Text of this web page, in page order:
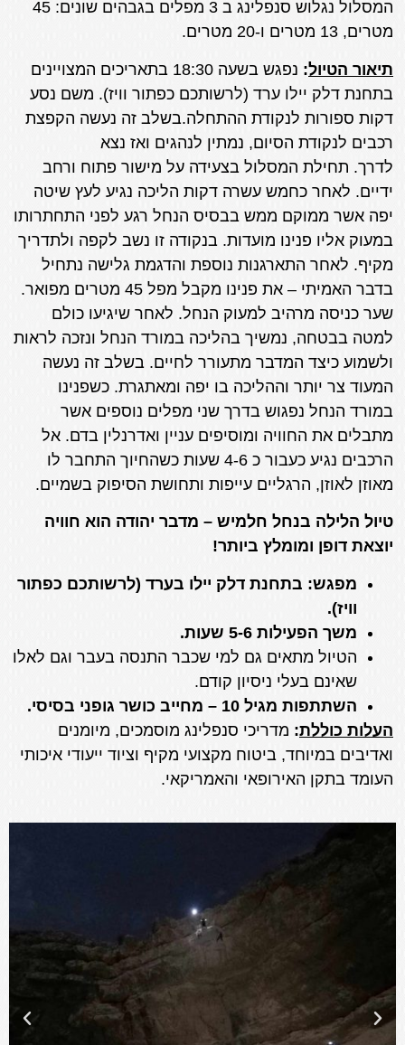
המסלול נגלוש סנפלינג ב 3 מפלים בגבהים שונים: 45
מטרים, 13 מטרים ו-20 מטרים.
תיאור הטיול:
נפגש בשעה 18:30 בתאריכים המצויינים
בתחנת דלק יילו ערד (לרשותכם כפתור וויז). משם נסע
דקות ספורות לנקודת ההתחלה.בשלב זה נעשה הקפצת
רכבים לנקודת הסיום, נמתין לנהגים ואז נצא
לדרך. תחילת המסלול בצעידה על מישור פתוח ורחב
ידיים. לאחר כחמש עשרה דקות הליכה נגיע לעץ שיטה
יפה אשר ממוקם ממש בבסיס הנחל רגע לפני התחתרותו
במעוק אליו פנינו מועדות. בנקודה זו נשב לקפה ולתדריך
מקיף. לאחר התארגנות נוספת והדגמת גלישה נתחיל
בדבר האמיתי – את פנינו מקבל מפל 45 מטרים מפואר.
שער כניסה מרהיב למעוק הנחל. לאחר שיגיעו כולם
למטה בבטחה, נמשיך בהליכה במורד הנחל ונזכה לראות
ולשמוע כיצד המדבר מתעורר לחיים. בשלב זה נעשה
המעוד צר יותר וההליכה בו יפה ומאתגרת. כשפנינו
במורד הנחל נפגוש בדרך שני מפלים נוספים אשר
מתבלים את החוויה ומוסיפים עניין ואדרנלין בדם. אל
הרכבים נגיע כעבור כ 4-6 שעות כשהחיוך התחבר לו
מאוזן לאוזן, הרגליים עייפות ותחושת הסיפוק בשמיים.
טיול הלילה בנחל חלמיש – מדבר יהודה הוא חוויה
יוצאת דופן ומומלץ ביותר!
מפגש: בתחנת דלק יילו בערד (לרשותכם כפתור
וויז).
משך הפעילות 5-6 שעות.
הטיול מתאים גם למי שכבר התנסה בעבר וגם לאלו
שאינם בעלי ניסיון קודם.
השתתפות מגיל 10 – מחייב כושר גופני בסיסי.
העלות כוללת: מדריכי סנפלינג מוסמכים, מיומנים
ואדיבים במיוחד, ביטוח מקצועי מקיף וציוד ייעודי איכותי
העומד בתקן האירופאי והאמריקאי.